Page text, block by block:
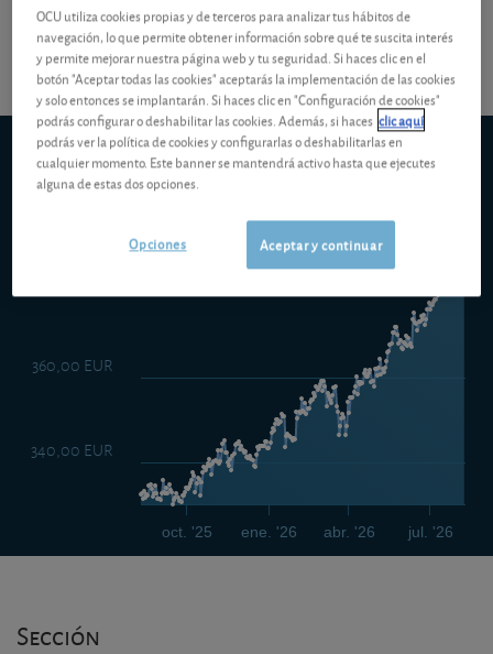
expertos están reservados a los socios.
5d 1m 5y 10y
ene. '26 jul. '26
oct. '25 abr. '26
Robeco Global Conservative Equities D EUR
340,00 EUR
360,00 EUR
Sección
OCU utiliza cookies propias y de terceros para analizar tus hábitos de
navegación, lo que permite obtener información sobre qué te suscita interés
y permite mejorar nuestra página web y tu seguridad. Si haces clic en el
botón "Aceptar todas las cookies" aceptarás la implementación de las cookies
y solo entonces se implantarán. Si haces clic en "Configuración de cookies"
podrás configurar o deshabilitar las cookies. Además, si haces clic aquí
podrás ver la política de cookies y configurarlas o deshabilitarlas en
cualquier momento. Este banner se mantendrá activo hasta que ejecutes
alguna de estas dos opciones.
Aceptar y continuar
Opciones